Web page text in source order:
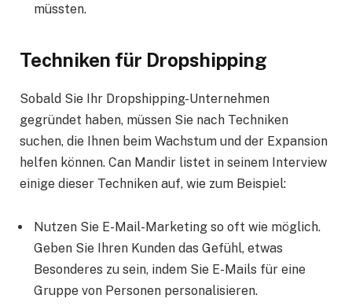
müssten.
Techniken für Dropshipping
Sobald Sie Ihr Dropshipping-Unternehmen
gegründet haben, müssen Sie nach Techniken
suchen, die Ihnen beim Wachstum und der Expansion
helfen können. Can Mandir listet in seinem Interview
einige dieser Techniken auf, wie zum Beispiel:
Nutzen Sie E-Mail-Marketing so oft wie möglich.
Geben Sie Ihren Kunden das Gefühl, etwas
Besonderes zu sein, indem Sie E-Mails für eine
Gruppe von Personen personalisieren.